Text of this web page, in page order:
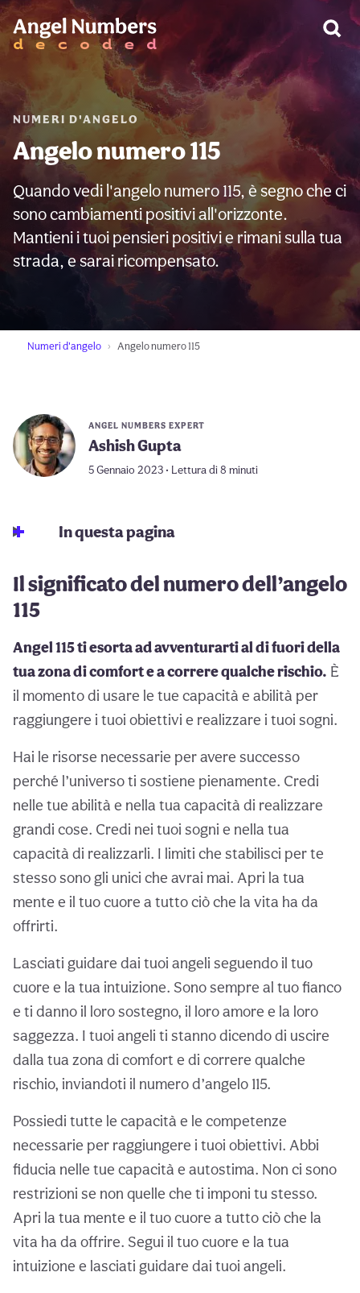
NUMERI D'ANGELO
Angelo numero 115
Quando vedi l'angelo numero 115, è segno che ci
sono cambiamenti positivi all'orizzonte.
Mantieni i tuoi pensieri positivi e rimani sulla tua
strada, e sarai ricompensato.
Numeri d'angelo Angelo numero 115
ANGEL NUMBERS EXPERT
Ashish Gupta
5 Gennaio 2023 • Lettura di 8 minuti
In questa pagina
Il significato del numero dell’angelo
115
Angel 115 ti esorta ad avventurarti al di fuori della
tua zona di comfort e a correre qualche rischio. È
il momento di usare le tue capacità e abilità per
raggiungere i tuoi obiettivi e realizzare i tuoi sogni.
Hai le risorse necessarie per avere successo
perché l’universo ti sostiene pienamente. Credi
nelle tue abilità e nella tua capacità di realizzare
grandi cose. Credi nei tuoi sogni e nella tua
capacità di realizzarli. I limiti che stabilisci per te
stesso sono gli unici che avrai mai. Apri la tua
mente e il tuo cuore a tutto ciò che la vita ha da
offrirti.
Lasciati guidare dai tuoi angeli seguendo il tuo
cuore e la tua intuizione. Sono sempre al tuo fianco
e ti danno il loro sostegno, il loro amore e la loro
saggezza. I tuoi angeli ti stanno dicendo di uscire
dalla tua zona di comfort e di correre qualche
rischio, inviandoti il numero d’angelo 115.
Possiedi tutte le capacità e le competenze
necessarie per raggiungere i tuoi obiettivi. Abbi
fiducia nelle tue capacità e autostima. Non ci sono
restrizioni se non quelle che ti imponi tu stesso.
Apri la tua mente e il tuo cuore a tutto ciò che la
vita ha da offrire. Segui il tuo cuore e la tua
intuizione e lasciati guidare dai tuoi angeli.
AVVERTIMENTO: